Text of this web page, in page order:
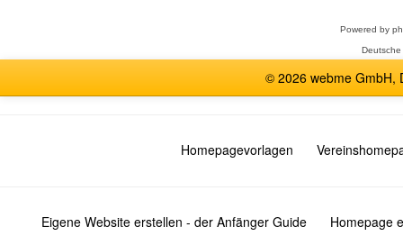
Powered by
© 2026 webme GmbH,
Homepagevorlagen
Eigene Website erstellen - der Anfänger Guide Homepage